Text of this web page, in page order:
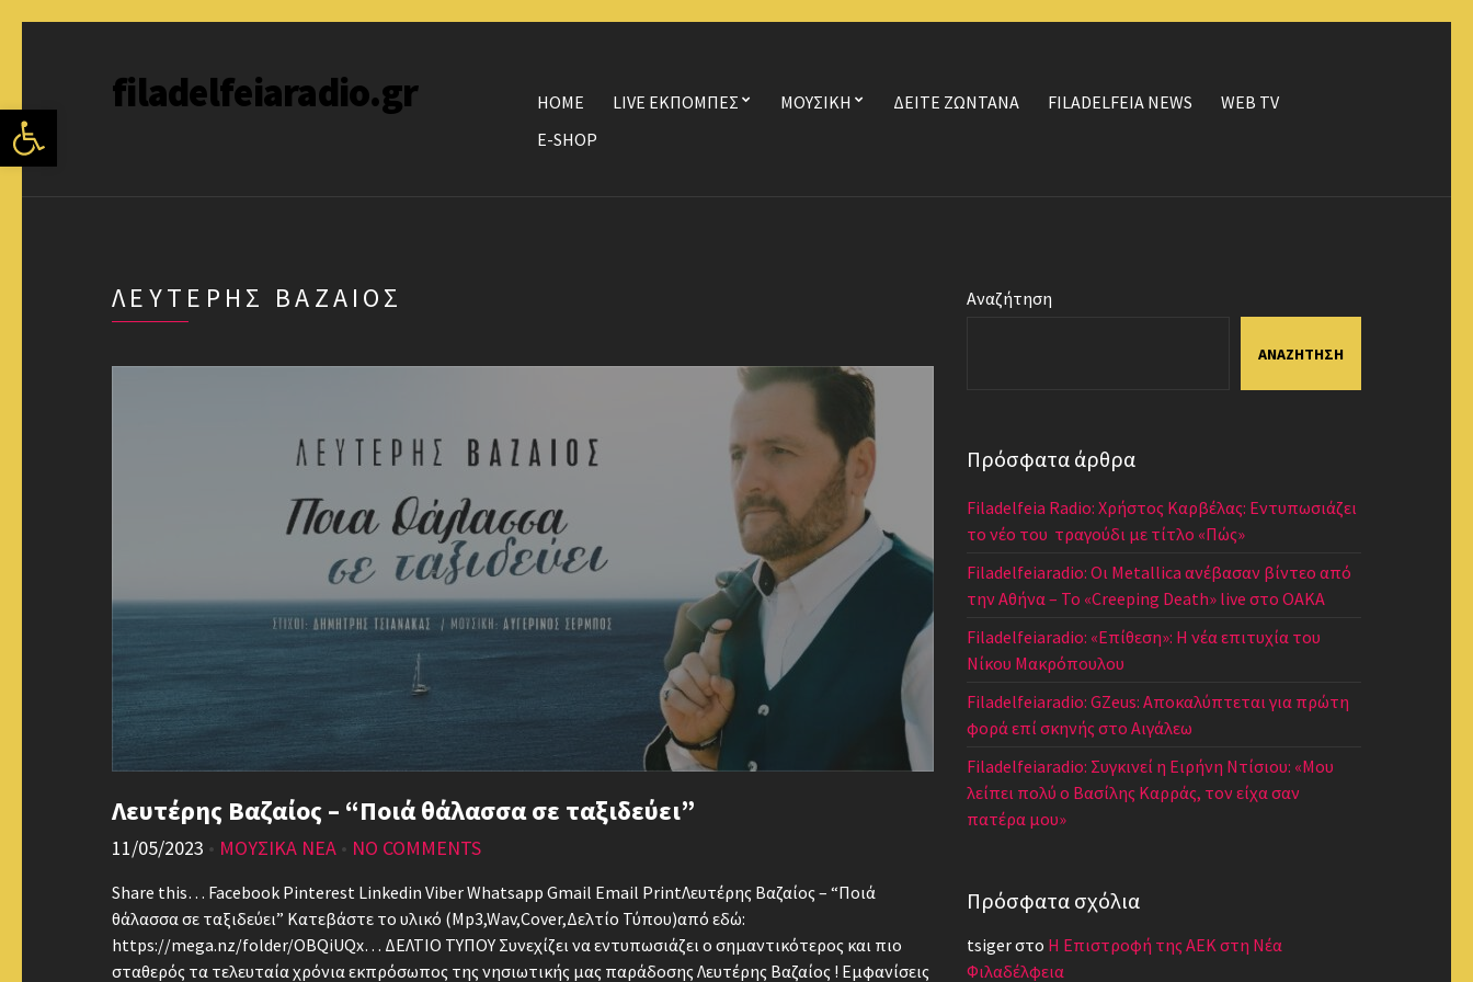
Ανοίξτε τη γραμμή εργαλείων
filadelfeiaradio.gr HOME LIVE ΕΚΠΟΜΠΕΣ ΜΟΥΣΙΚΗ ΔΕΙΤΕ ΖΩΝΤΑΝΑ FILADELFEIA NEWS
WEB TV
E-SHOP
ΛΕΥΤΕΡΗΣ ΒΑΖΑΙΟΣ
Λευτέρης Βαζαίος – “Ποιά θάλασσα σε ταξιδεύει”
11/05/2023 • ΜΟΥΣΙΚΑ ΝΕΑ • NO COMMENTS
Share this… Facebook Pinterest Linkedin Viber Whatsapp Gmail Email PrintΛευτέρης Βαζαίος – “Ποιά
θάλασσα σε ταξιδεύει” Κατεβάστε το υλικό (Mp3,Wav,Cover,Δελτίο Τύπου)από εδώ:
https://mega.nz/folder/OBQiUQx… ΔΕΛΤΙΟ ΤΥΠΟΥ Συνεχίζει να εντυπωσιάζει ο σημαντικότερος και πιο
σταθερός τα τελευταία χρόνια εκπρόσωπος της νησιωτικής μας παράδοσης Λευτέρης Βαζαίος ! Εμφανίσεις
Αναζήτηση
ΑΝΑΖΉΤΗΣΗ
Πρόσφατα άρθρα
Filadelfeia Radio: Χρήστος Καρβέλας: Εντυπωσιάζει
το νέο του τραγούδι με τίτλο «Πώς»
Filadelfeiaradio: Οι Metallica ανέβασαν βίντεο από
την Αθήνα – Το «Creeping Death» live στο ΟΑΚΑ
Filadelfeiaradio: «Επίθεση»: Η νέα επιτυχία του
Νίκου Μακρόπουλου
Filadelfeiaradio: GZeus: Αποκαλύπτεται για πρώτη
φορά επί σκηνής στο Αιγάλεω
Filadelfeiaradio: Συγκινεί η Ειρήνη Ντίσιου: «Μου
λείπει πολύ ο Βασίλης Καρράς, τον είχα σαν
πατέρα μου»
Πρόσφατα σχόλια
tsigerστο Η Επιστροφή της ΑΕΚ στη Νέα
Φιλαδέλφεια